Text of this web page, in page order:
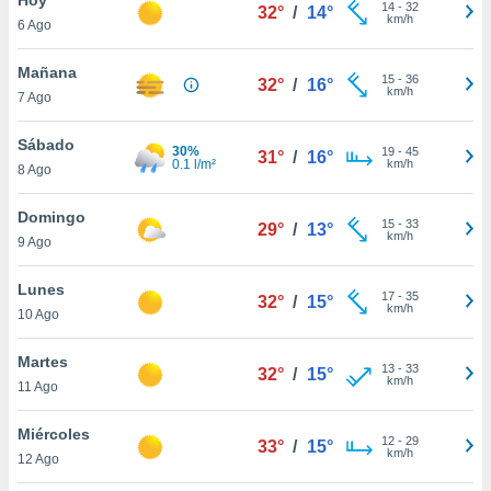
en
más
nuestra
de
cookies
aceptar
6 Ago
32° / 14° 14- 32
km/h
Mañana
7 Ago
32° / 16° 15- 36
km/h
Sábado
8 Ago
30%
0.1 l/m²
31° / 16° 19- 45
km/h
Domingo
9 Ago
29° / 13° 15- 33
km/h
Lunes
10 Ago
32° / 15° 17- 35
km/h
Martes
11 Ago
32° / 15° 13- 33
km/h
Miércoles
12 Ago
33° / 15° 12- 29
km/h